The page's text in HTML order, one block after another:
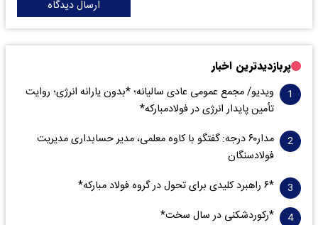
ارسال دیدگاه
پربازدیدترین اخبار
ویدیو/ مجمع عمومی عادی سالیانه؛ *بدون یارانه انرژی؛ روایت
تأمین پایدار انرژی در فولادمبارکه*
مدار‌۶٠ درجه: گفتگو با کاوه معلمی، مدیر حسابداری مدیریت
فولادسنگان
*۶ راهبرد کلیدی برای تحول در گروه فولاد مبارکه*
*رکوردشکنی در سال سخت*